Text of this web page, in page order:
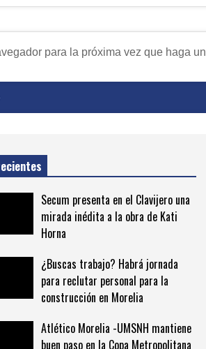
para la próxima vez que haga un
Secum presenta en el Clavijero una
mirada inédita a la obra de Kati
Horna
¿Buscas trabajo? Habrá jornada
para reclutar personal para la
construcción en Morelia
Atlético Morelia -UMSNH mantiene
buen paso en la Copa Metropolitana